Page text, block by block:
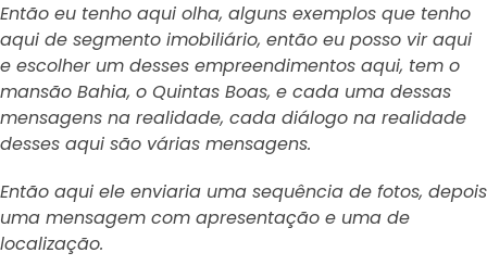
Então eu tenho aqui olha, alguns exemplos que tenho
aqui de segmento imobiliário, então eu posso vir aqui
e escolher um desses empreendimentos aqui, tem o
mansão Bahia, o Quintas Boas, e cada uma dessas
mensagens na realidade, cada diálogo na realidade
desses aqui são várias mensagens.
Então aqui ele enviaria uma sequência de fotos, depois
uma mensagem com apresentação e uma de
localização.